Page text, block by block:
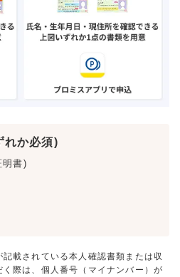
れか必須)
明書)
載されている本人確認書類または収
際は、個人番号（マイナンバー）が